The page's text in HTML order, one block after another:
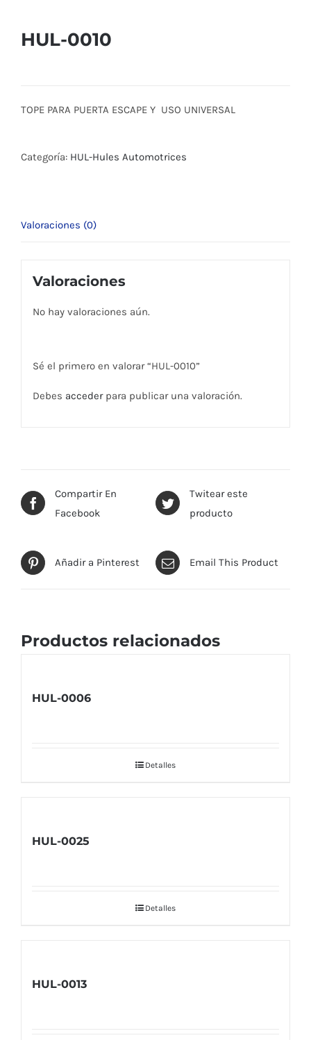
HUL-0010
TOPE PARA PUERTA ESCAPE Y USO UNIVERSAL
Categoría: HUL-Hules Automotrices
Valoraciones (0)
Valoraciones
No hay valoraciones aún.
Sé el primero en valorar “HUL-0010”
Debes accederpara publicar una valoración.
Compartir En
Facebook
Twitear este
producto
Añadir a Pinterest Email This Product
Productos relacionados
HUL-0006
Detalles
HUL-0025
Detalles
HUL-0013